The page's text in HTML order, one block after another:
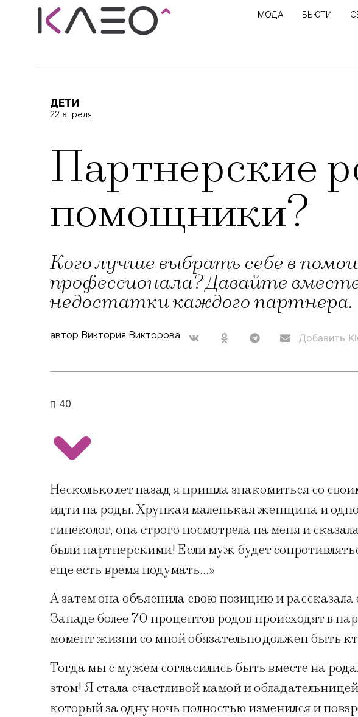
МОДА БЬЮТИ
ДЕТИ
22 апреля
Партнерские
помощники?
Кого лучше выбрать себе в
профессионала? Давайте
недостатки каждого партнера.
автор Виктория Викторова Добавить
40
Несколько лет назад я пришла знакомиться со
идти на роды. Хрупкая маленькая женщина и
гинеколог, она строго посмотрела на меня и
были партнерскими! Если муж будет
еще есть время подумать…»
А затем она объяснила свою позицию и рассказала
Западе более 70 процентов родов происходят в
момент жизни со мной обязательно должен быть
Тогда мы с мужем согласились быть вместе на
этом! Я стала счастливой мамой и
который за одну ночь полностью изменился и